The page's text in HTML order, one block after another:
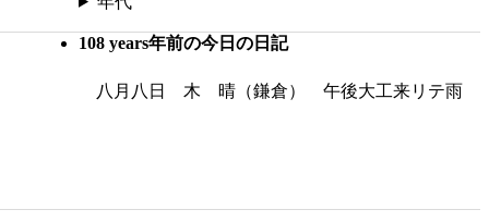
108 years年前の今日の日記
八月八日 木 晴（鎌倉） 午後大工来リテ雨